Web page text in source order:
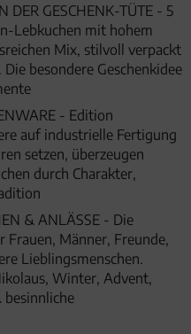
DER GESCHENK-TÜTE - 5
Lebkuchen mit hohem
Mix, stilvoll verpackt
besondere Geschenkidee
- Edition
auf industrielle Fertigung
setzen, überzeugen
durch Charakter,
& ANLÄSSE - Die
Frauen, Männer, Freunde,
Lieblingsmenschen.
Winter, Advent,
besinnliche